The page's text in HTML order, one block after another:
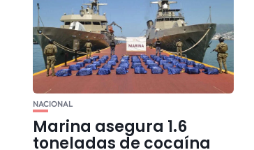
NACIONAL
Marina asegura 1.6
toneladas de cocaína